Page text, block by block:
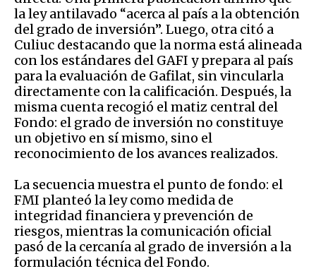
la ley antilavado “acerca al país a la obtención
del grado de inversión”. Luego, otra citó a
Culiuc destacando que la norma está alineada
con los estándares del GAFI y prepara al país
para la evaluación de Gafilat, sin vincularla
directamente con la calificación. Después, la
misma cuenta recogió el matiz central del
Fondo: el grado de inversión no constituye
un objetivo en sí mismo, sino el
reconocimiento de los avances realizados.
La secuencia muestra el punto de fondo: el
FMI planteó la ley como medida de
integridad financiera y prevención de
riesgos, mientras la comunicación oficial
pasó de la cercanía al grado de inversión a la
formulación técnica del Fondo.